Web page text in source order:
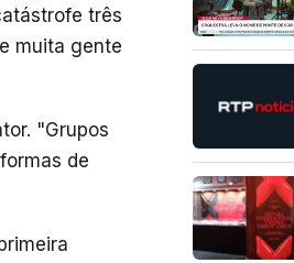
três
muita gente
"Grupos
de